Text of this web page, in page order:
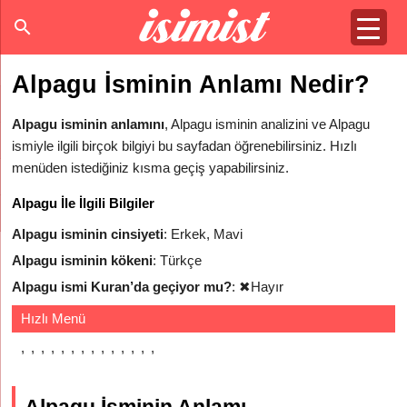
Alpagu İsminin Anlamı Nedir?
Alpagu isminin anlamını, Alpagu isminin analizini ve Alpagu
ismiyle ilgili birçok bilgiyi bu sayfadan öğrenebilirsiniz. Hızlı
menüden istediğiniz kısma geçiş yapabilirsiniz.
Alpagu İle İlgili Bilgiler
Alpagu isminin cinsiyeti: Erkek, Mavi
Alpagu isminin kökeni: Türkçe
Alpagu ismi Kuran’da geçiyor mu?: ✖Hayır
Hızlı Menü